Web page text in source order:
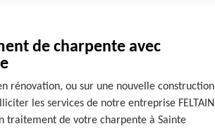
de charpente avec
rénovation, ou sur une nouvelle construction
les services de notre entreprise FELTAIN
traitement de votre charpente à Sainte